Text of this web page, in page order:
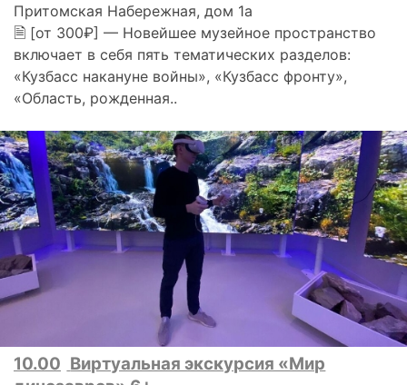
Притомская Набережная, дом 1а
🗎 [от 300₽] — Новейшее музейное пространство
включает в себя пять тематических разделов:
«Кузбасс накануне войны», «Кузбасс фронту»,
«Область, рожденная..
10.00 Виртуальная экскурсия «Мир